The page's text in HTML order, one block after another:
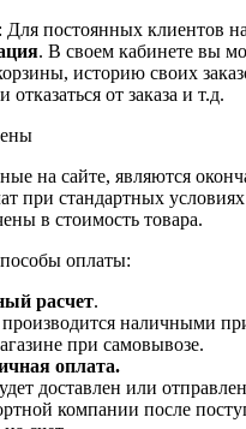
: Для постоянных клиентов
. В своем кабинете вы
историю своих
отказаться от заказа и т.д.
на сайте, являются
при стандартных
в стоимость товара.
оплаты:
расчет.
наличными
при самовывозе.
оплата.
доставлен или
компании после